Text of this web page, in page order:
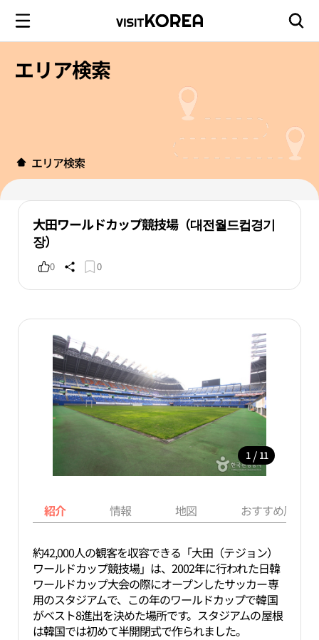
エリア検索
エリア検索
大田ワールドカップ競技場（대전월드컵경기
장）
0 0
1 / 11
紹介 情報 地図 おすすめ周辺
約42,000人の観客を収容できる「大田（テジョン）
ワールドカップ競技場」は、2002年に行われた日韓
ワールドカップ大会の際にオープンしたサッカー専
用のスタジアムで、この年のワールドカップで韓国
がベスト8進出を決めた場所です。スタジアムの屋根
は韓国では初めて半開閉式で作られました。